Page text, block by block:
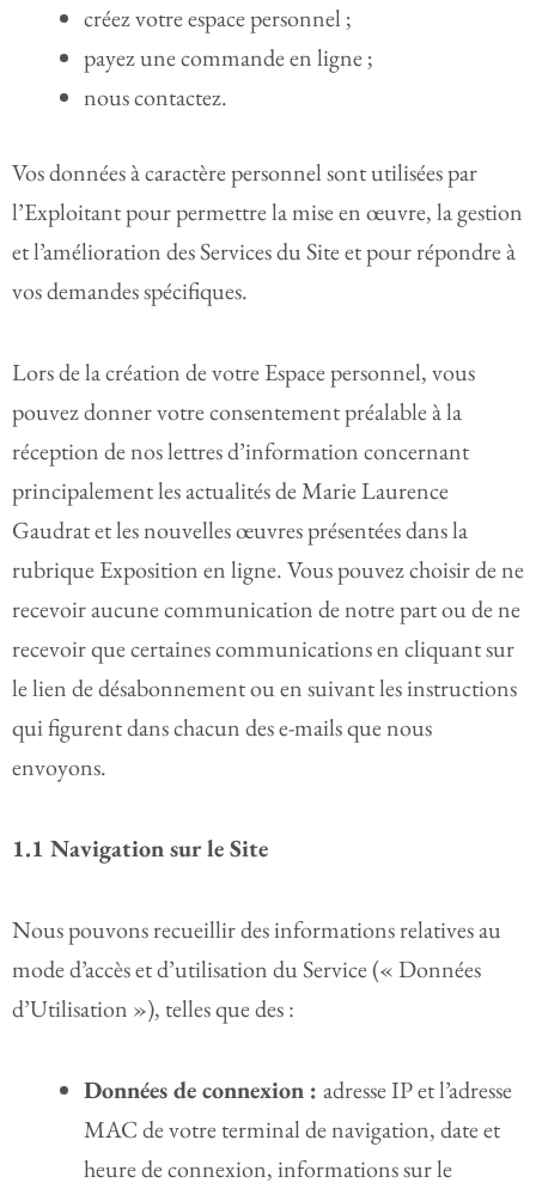
créez votre espace personnel ;
payez une commande en ligne ;
nous contactez.
Vos données à caractère personnel sont utilisées par
l’Exploitant pour permettre la mise en œuvre, la gestion
et l’amélioration des Services du Site et pour répondre à
vos demandes spécifiques.
Lors de la création de votre Espace personnel, vous
pouvez donner votre consentement préalable à la
réception de nos lettres d’information concernant
principalement les actualités de Marie Laurence
Gaudrat et les nouvelles œuvres présentées dans la
rubrique Exposition en ligne. Vous pouvez choisir de ne
recevoir aucune communication de notre part ou de ne
recevoir que certaines communications en cliquant sur
le lien de désabonnement ou en suivant les instructions
qui figurent dans chacun des e-mails que nous
envoyons.
1.1 Navigation sur le Site
Nous pouvons recueillir des informations relatives au
mode d’accès et d’utilisation du Service (« Données
d’Utilisation »), telles que des :
Données de connexion : adresse IP et l’adresse
MAC de votre terminal de navigation, date et
heure de connexion, informations sur le